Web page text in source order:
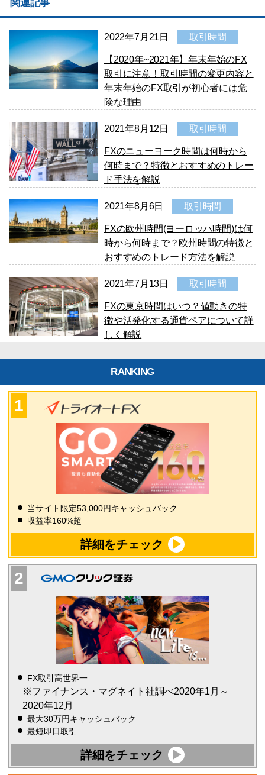
関連記事
2022年7月21日 取引時間
【2020年~2021年】年末年始のFX
取引に注意！取引時間の変更内容と
年末年始のFX取引が初心者には危
険な理由
2021年8月12日 取引時間
FXのニューヨーク時間は何時から
何時まで？特徴とおすすめのトレー
ド手法を解説
2021年8月6日 取引時間
FXの欧州時間(ヨーロッパ時間)は何
時から何時まで？欧州時間の特徴と
おすすめのトレード方法を解説
2021年7月13日 取引時間
FXの東京時間はいつ？値動きの特
徴や活発化する通貨ペアについて詳
しく解説
RANKING
当サイト限定53,000円キャッシュバック
収益率160%超
詳細をチェック
FX取引高世界一
※ファイナンス・マグネイト社調べ2020年1月～
2020年12月
最大30万円キャッシュバック
最短即日取引
詳細をチェック